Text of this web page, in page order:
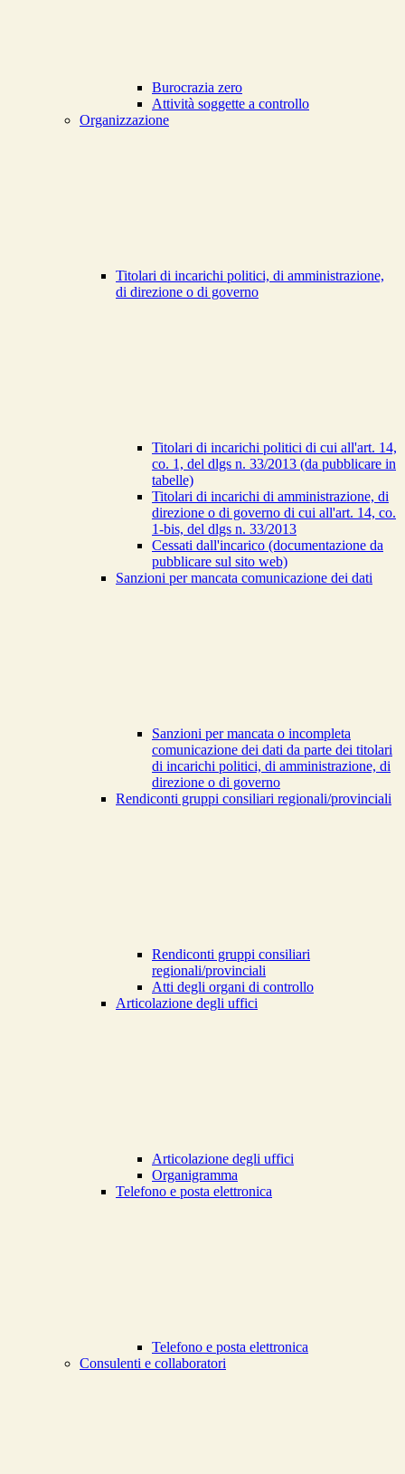
Burocrazia zero
Attività soggette a controllo
Organizzazione
Titolari di incarichi politici, di amministrazione,
di direzione o di governo
Titolari di incarichi politici di cui all'art. 14,
co. 1, del dlgs n. 33/2013 (da pubblicare in
tabelle)
Titolari di incarichi di amministrazione, di
direzione o di governo di cui all'art. 14, co.
1-bis, del dlgs n. 33/2013
Cessati dall'incarico (documentazione da
pubblicare sul sito web)
Sanzioni per mancata comunicazione dei dati
Sanzioni per mancata o incompleta
comunicazione dei dati da parte dei titolari
di incarichi politici, di amministrazione, di
direzione o di governo
Rendiconti gruppi consiliari regionali/provinciali
Rendiconti gruppi consiliari
regionali/provinciali
Atti degli organi di controllo
Articolazione degli uffici
Articolazione degli uffici
Organigramma
Telefono e posta elettronica
Telefono e posta elettronica
Consulenti e collaboratori